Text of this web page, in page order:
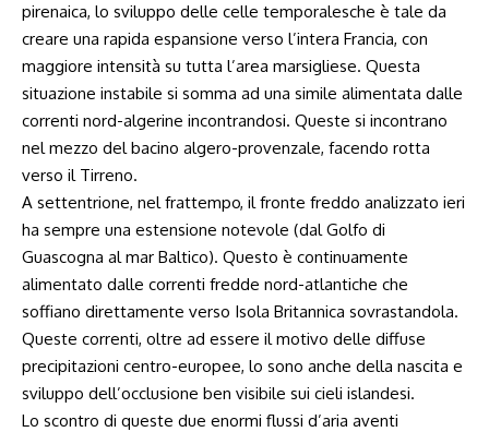
pirenaica, lo sviluppo delle celle temporalesche è tale da
creare una rapida espansione verso l’intera Francia, con
maggiore intensità su tutta l’area marsigliese. Questa
situazione instabile si somma ad una simile alimentata dalle
correnti nord-algerine incontrandosi. Queste si incontrano
nel mezzo del bacino algero-provenzale, facendo rotta
verso il Tirreno.
A settentrione, nel frattempo, il fronte freddo analizzato ieri
ha sempre una estensione notevole (dal Golfo di
Guascogna al mar Baltico). Questo è continuamente
alimentato dalle correnti fredde nord-atlantiche che
soffiano direttamente verso Isola Britannica sovrastandola.
Queste correnti, oltre ad essere il motivo delle diffuse
precipitazioni centro-europee, lo sono anche della nascita e
sviluppo dell’occlusione ben visibile sui cieli islandesi.
Lo scontro di queste due enormi flussi d’aria aventi